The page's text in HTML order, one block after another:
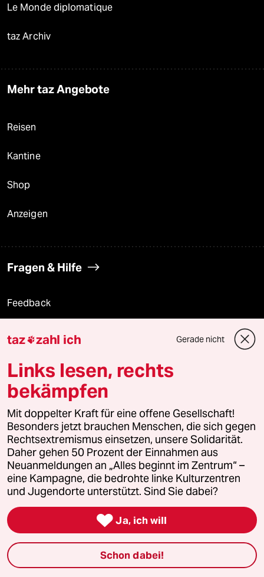
Le Monde diplomatique
taz Archiv
Mehr taz Angebote
Reisen
Kantine
Shop
Anzeigen
Fragen & Hilfe
Feedback
ePaper Login
Downloads für Abonnierende
© 2026 taz Verlags und Vertriebs GmbH
Alle Rechte vorbehalten. Bei rechtlichen Fragen oder für Genehmigungen
wenden Sie sich bitte an lizenzen@taz.de
Feedback
Leitlinie Datenschutz
Seitenwende Einwilligungen widerrufen (Ads)
taz zahl ich Gerade nicht
Links lesen, rechts
bekämpfen
Mit doppelter Kraft für eine offene Gesellschaft!
Besonders jetzt brauchen Menschen, die sich gegen
Rechtsextremismus einsetzen, unsere Solidarität.
Daher gehen 50 Prozent der Einnahmen aus
Neuanmeldungen an „Alles beginnt im Zentrum“ –
eine Kampagne, die bedrohte linke Kulturzentren
und Jugendorte unterstützt. Sind Sie dabei?
 Ja, ich will
Schon dabei!